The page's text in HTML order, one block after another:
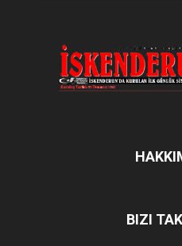
BIZI